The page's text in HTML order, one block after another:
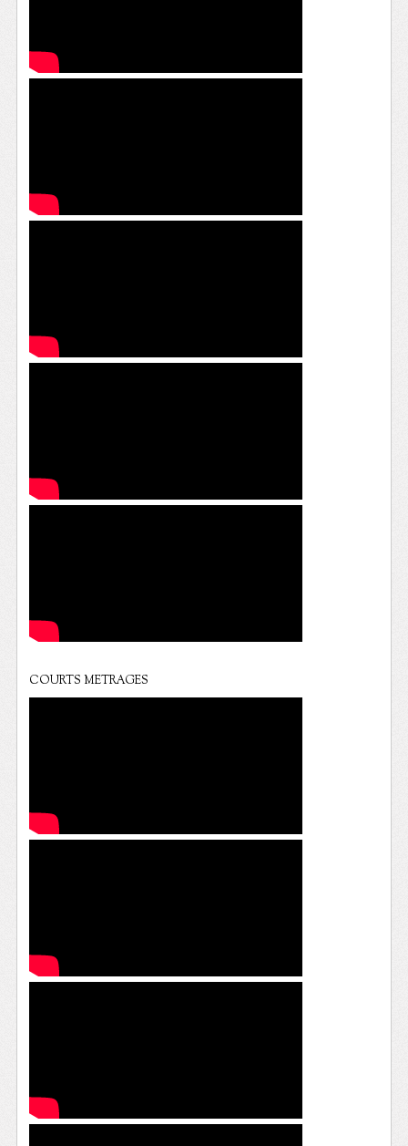
COURTS METRAGES